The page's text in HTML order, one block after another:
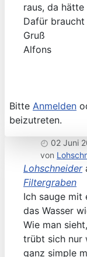
raus, da hätte
Dafür braucht
Gruß
Alfons
Bitte Anmelden
beizutreten.
02 Juni
von
Lohschneider
Filtergraben
Ich sauge mit
das Wasser
Wie man
trübt sich nur
ganz simple